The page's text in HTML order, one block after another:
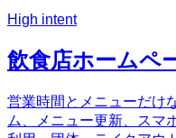
High intent
飲食店ホームペ
営業時間とメニューだけ
ム、メニュー更新、スマ